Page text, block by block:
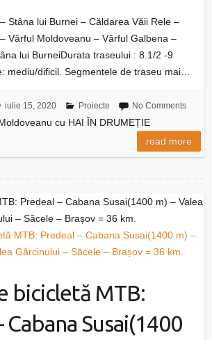
Stâna lui Burnei – Căldarea Văii Rele –
Vârful Moldoveanu – Vârful Galbena –
lui BurneiDurata traseului : 8.1/2 -9
mediu/dificil. Segmentele de traseu mai…
iulie 15, 2020 Proiecte No Comments
cu HAI ÎN DRUMEȚIE
read more
Predeal – Cabana Susai(1400 m) – Valea
– Săcele – Brașov = 36 km.
bicicletă MTB:
Cabana Susai(1400